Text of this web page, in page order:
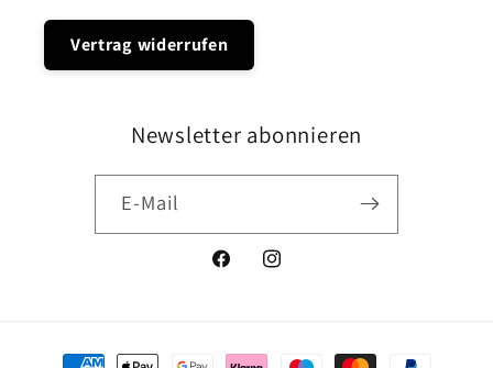
Vertrag widerrufen
Newsletter abonnieren
E-Mail
FacebookInstagram
Zahlungsmethoden